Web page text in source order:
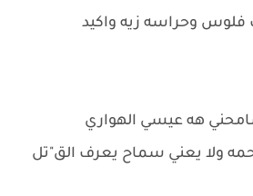
فلوس وحراسه زيه واكيد
هه عيسي الهواري
ولا يعني سماح يعرف الق"تل